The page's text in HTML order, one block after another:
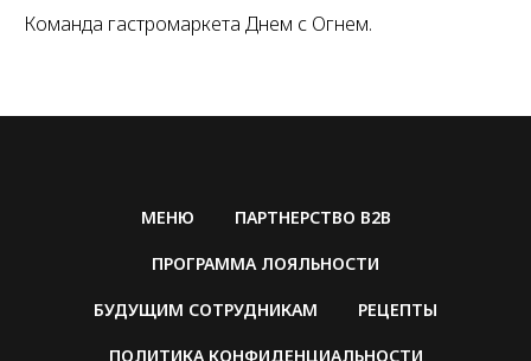
Команда гастромаркета Днем с Огнем.
МЕНЮ ПАРТНЕРСТВО B2B
ПРОГРАММА ЛОЯЛЬНОСТИ
БУДУЩИМ СОТРУДНИКАМ РЕЦЕПТЫ
ПОЛИТИКА КОНФИДЕНЦИАЛЬНОСТИ